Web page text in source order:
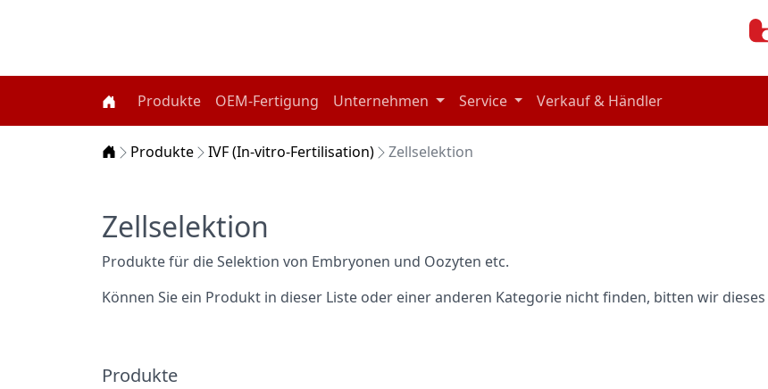
Produkte OEM-Fertigung Unternehmen Service Verkauf & Händler
Home
Produkte IVF (In-vitro-Fertilisation) Zellselektion
Zellselektion
Produkte für die Selektion von Embryonen und Oozyten etc.
Können Sie ein Produkt in dieser Liste oder einer anderen Kategorie nicht finden, bitten wir dieses
Produkte